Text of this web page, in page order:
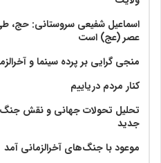
اسماعیل شفیعی سروستانی: حج،
عصر (عج) است
منجی گرایی بر پرده سینما و
کنار مردم دریاییم
تحلیل تحولات جهانی و نقش
جدید
موعود با جنگ‌های آخرالزمانی آمد